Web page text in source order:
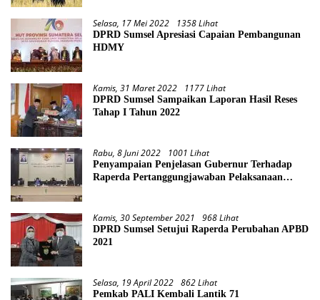
Selasa, 17 Mei 2022 1358 Lihat
DPRD Sumsel Apresiasi Capaian Pembangunan
HDMY
Kamis, 31 Maret 2022 1177 Lihat
DPRD Sumsel Sampaikan Laporan Hasil Reses
Tahap I Tahun 2022
Rabu, 8 Juni 2022 1001 Lihat
Penyampaian Penjelasan Gubernur Terhadap
Raperda Pertanggungjawaban Pelaksanaan
Kamis, 30 September 2021 968 Lihat
DPRD Sumsel Setujui Raperda Perubahan APBD
2021
Selasa, 19 April 2022 862 Lihat
Pemkab PALI Kembali Lantik 71